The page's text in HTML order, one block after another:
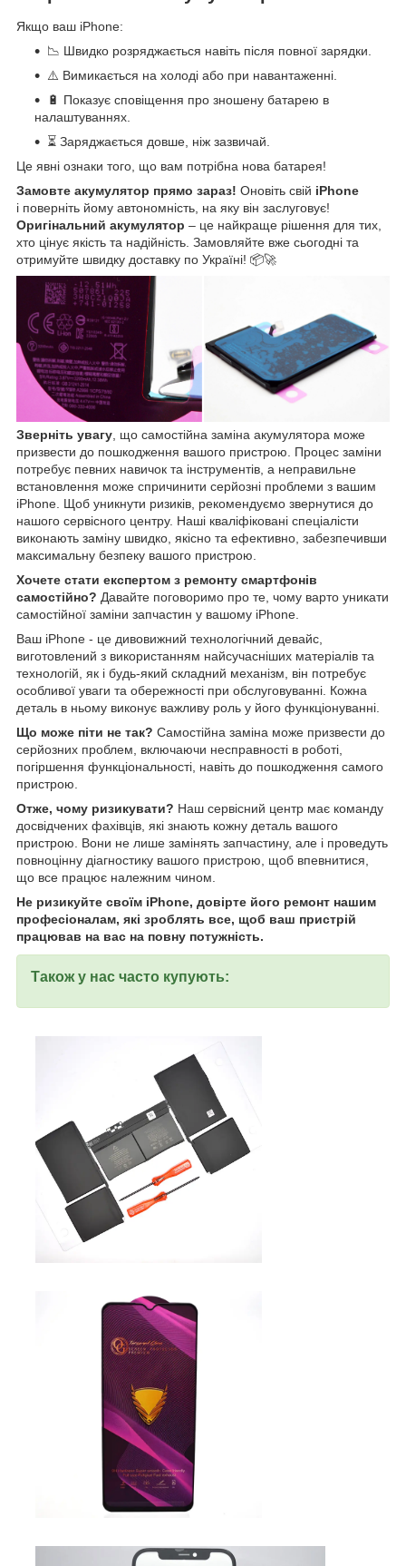
Якщо ваш iPhone:
📉 Швидко розряджається навіть після повної зарядки.
⚠️ Вимикається на холоді або при навантаженні.
🔋 Показує сповіщення про зношену батарею в
налаштуваннях.
⏳ Заряджається довше, ніж зазвичай.
Це явні ознаки того, що вам потрібна нова батарея!
Замовте акумулятор прямо зараз! Оновіть свій iPhone
і поверніть йому автономність, на яку він заслуговує!
Оригінальний акумулятор – це найкраще рішення для тих,
хто цінує якість та надійність. Замовляйте вже сьогодні та
отримуйте швидку доставку по Україні! 📦🚀
Зверніть увагу , що самостійна заміна акумулятора може
призвести до пошкодження вашого пристрою. Процес заміни
потребує певних навичок та інструментів, а неправильне
встановлення може спричинити серйозні проблеми з вашим
iPhone. Щоб уникнути ризиків, рекомендуємо звернутися до
нашого сервісного центру. Наші кваліфіковані спеціалісти
виконають заміну швидко, якісно та ефективно, забезпечивши
максимальну безпеку вашого пристрою.
Хочете стати експертом з ремонту смартфонів
самостійно? Давайте поговоримо про те, чому варто уникати
самостійної заміни запчастин у вашому iPhone.
Ваш iPhone - це дивовижний технологічний девайс,
виготовлений з використанням найсучасніших матеріалів та
технологій, як і будь-який складний механізм, він потребує
особливої уваги та обережності при обслуговуванні. Кожна
деталь в ньому виконує важливу роль у його функціонуванні.
Що може піти не так? Самостійна заміна може призвести до
серйозних проблем, включаючи несправності в роботі,
погіршення функціональності, навіть до пошкодження самого
пристрою.
Отже, чому ризикувати? Наш сервісний центр має команду
досвідчених фахівців, які знають кожну деталь вашого
пристрою. Вони не лише замінять запчастину, але і проведуть
повноцінну діагностику вашого пристрою, щоб впевнитися,
що все працює належним чином.
Не ризикуйте своїм iPhone, довірте його ремонт нашим
професіоналам, які зроблять все, щоб ваш пристрій
працював на вас на повну потужність.
Також у нас часто купують: